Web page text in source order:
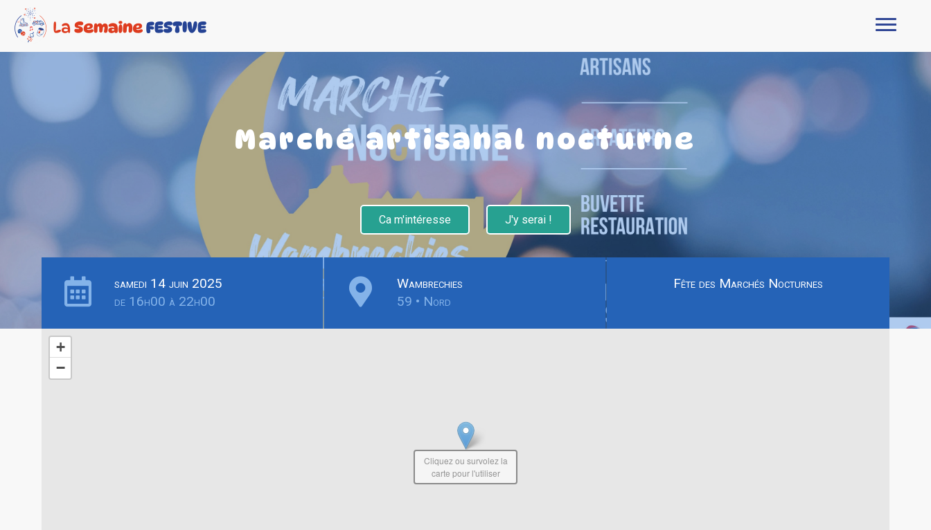
Marché artisanal nocturne
Ca m'intéresse J'y serai !
samedi 14 juin 2025
de 16h00 à 22h00
Wambrechies
59 • Nord
Fête des Marchés Nocturnes
+
−
Cliquez ou survolez la
carte pour l'utiliser